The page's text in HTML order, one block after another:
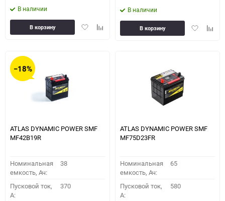
В наличии
ДобавитьДобавить
В корзину
В наличии
Добавить
В корзину
−18%
ATLAS DYNAMIC POWER SMF
MF42B19R
Номинальная
емкость, Ач:
38
Пусковой ток,
A:
370
ATLAS DYNAMIC POWER SMF
MF75D23FR
Номинальная
емкость, Ач:
65
Пусковой ток,
A:
580